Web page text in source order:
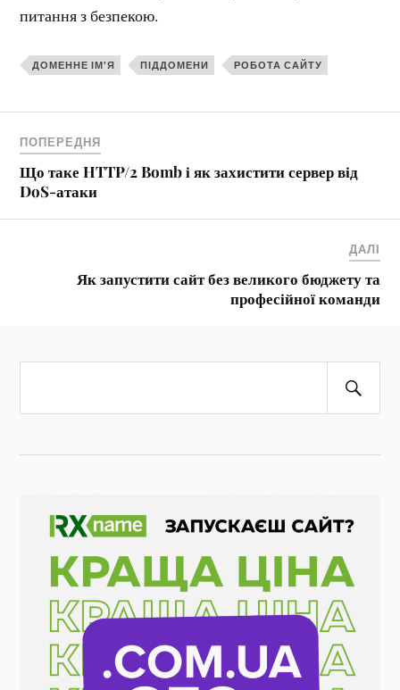
питання з безпекою.
ДОМЕННЕ ІМ'Я ПІДДОМЕНИ РОБОТА САЙТУ
ПОПЕРЕДНЯ
Що таке HTTP/2 Bomb і як захистити сервер від
DoS-атаки
ДАЛІ
Як запустити сайт без великого бюджету та
професійної команди